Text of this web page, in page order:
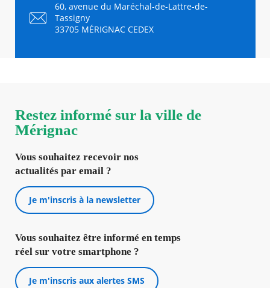
60, avenue du Maréchal-de-Lattre-de-
Tassigny
33705 MÉRIGNAC CEDEX
Restez informé sur la ville de
Mérignac
Vous souhaitez recevoir nos
actualités par email ?
Je m'inscris à la newsletter
Vous souhaitez être informé en temps
réel sur votre smartphone ?
Je m'inscris aux alertes SMS